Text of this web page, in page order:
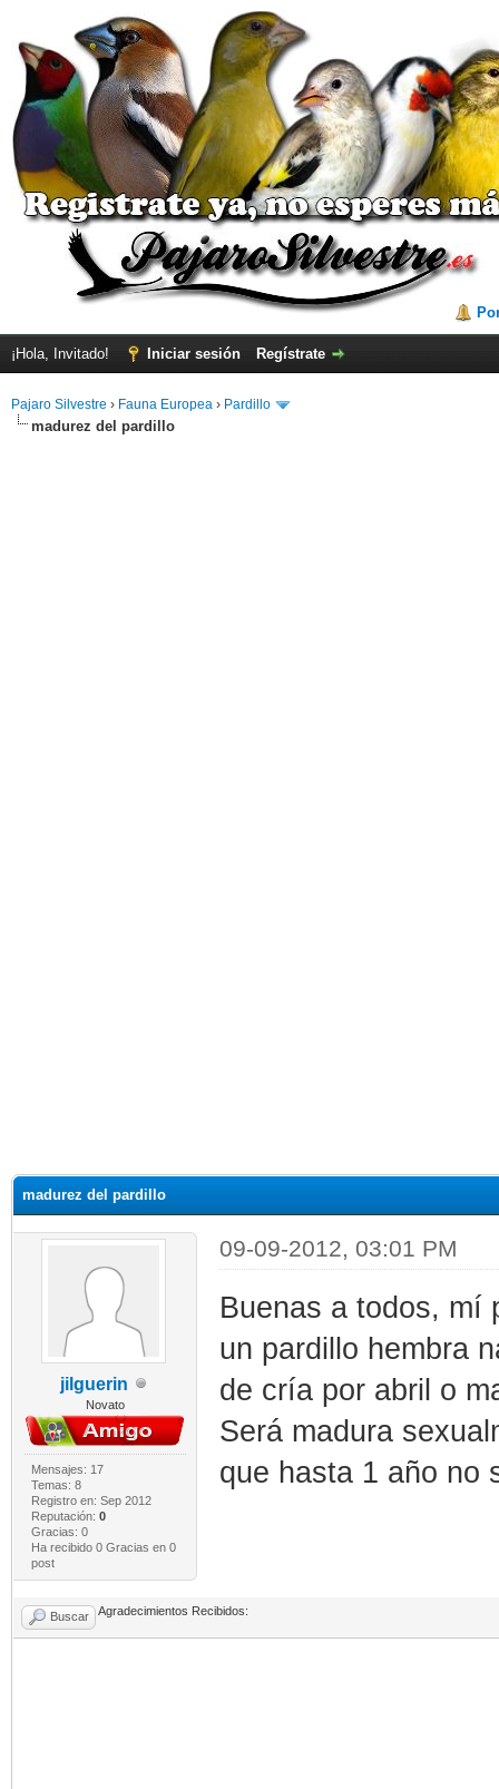
¡Hola, Invitado! Iniciar sesión Regístrate
Pajaro Silvestre › Fauna Europea › Pardillo
madurez del pardillo
madurez del pardillo
jilguerin
Novato
Mensajes: 17
Temas: 8
Registro en: Sep 2012
Reputación: 0
Gracias: 0
Ha recibido 0 Gracias en 0
post
09-09-2012, 03:01 PM
Buenas a todos, mí
un pardillo hembra
de cría por abril o
Será madura
que hasta 1 año no
Buscar Agradecimientos Recibidos: